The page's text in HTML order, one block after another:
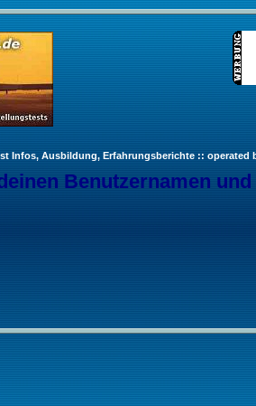
Infos, Ausbildung, Erfahrungsberichte :: operated
Benutzernamen